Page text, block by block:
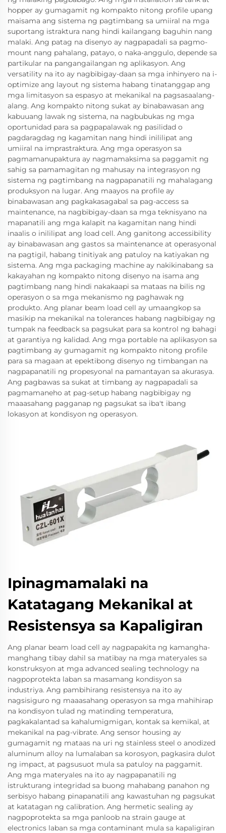
hopper ay gumagamit ng kompakto nitong profile upang
maisama ang sistema ng pagtimbang sa umiiral na mga
suportang istraktura nang hindi kailangang baguhin nang
malaki. Ang patag na disenyo ay nagpapadali sa pagmo-
mount nang pahalang, patayo, o naka-anggulo, depende sa
partikular na pangangailangan ng aplikasyon. Ang
versatility na ito ay nagbibigay-daan sa mga inhinyero na i-
optimize ang layout ng sistema habang tinatanggap ang
mga limitasyon sa espasyo at mekanikal na pagsasaalang-
alang. Ang kompakto nitong sukat ay binabawasan ang
kabuuang lawak ng sistema, na nagbubukas ng mga
oportunidad para sa pagpapalawak ng pasilidad o
pagdaragdag ng kagamitan nang hindi inililipat ang
umiiral na imprastraktura. Ang mga operasyon sa
pagmamanupaktura ay nagmamaksima sa paggamit ng
sahig sa pamamagitan ng mahusay na integrasyon ng
sistema ng pagtimbang na nagpapanatili ng mahalagang
produksyon na lugar. Ang maayos na profile ay
binabawasan ang pagkakasagabal sa pag-access sa
maintenance, na nagbibigay-daan sa mga teknisyano na
mapanatili ang mga kalapit na kagamitan nang hindi
inaalis o inililipat ang load cell. Ang ganitong accessibility
ay binabawasan ang gastos sa maintenance at operasyonal
na pagtigil, habang tinitiyak ang patuloy na katiyakan ng
sistema. Ang mga packaging machine ay nakikinabang sa
kakayahan ng kompakto nitong disenyo na isama ang
pagtimbang nang hindi nakakaapi sa mataas na bilis ng
operasyon o sa mga mekanismo ng paghawak ng
produkto. Ang planar beam load cell ay umaangkop sa
masikip na mekanikal na tolerances habang nagbibigay ng
tumpak na feedback sa pagsukat para sa kontrol ng bahagi
at garantiya ng kalidad. Ang mga portable na aplikasyon sa
pagtimbang ay gumagamit ng kompakto nitong profile
para sa magaan at epektibong disenyo ng timbangan na
nagpapanatili ng propesyonal na pamantayan sa akurasya.
Ang pagbawas sa sukat at timbang ay nagpapadali sa
pagmamaneho at pag-setup habang nagbibigay ng
maaasahang pagganap ng pagsukat sa iba't ibang
lokasyon at kondisyon ng operasyon.
Ipinagmamalaki na
Katatagang Mekanikal at
Resistensya sa Kapaligiran
Ang planar beam load cell ay nagpapakita ng kamangha-
manghang tibay dahil sa matibay na mga materyales sa
konstruksyon at mga advanced sealing technology na
nagpoprotekta laban sa masamang kondisyon sa
industriya. Ang pambihirang resistensya na ito ay
nagsisiguro ng maaasahang operasyon sa mga mahihirap
na kondisyon tulad ng matinding temperatura,
pagkakalantad sa kahalumigmigan, kontak sa kemikal, at
mekanikal na pag-vibrate. Ang sensor housing ay
gumagamit ng mataas na uri ng stainless steel o anodized
aluminum alloy na lumalaban sa korosyon, pagkasira dulot
ng impact, at pagsusuot mula sa patuloy na paggamit.
Ang mga materyales na ito ay nagpapanatili ng
istrukturang integridad sa buong mahabang panahon ng
serbisyo habang pinapanatili ang kawastuhan ng pagsukat
at katatagan ng calibration. Ang hermetic sealing ay
nagpoprotekta sa mga panloob na strain gauge at
electronics laban sa mga contaminant mula sa kapaligiran